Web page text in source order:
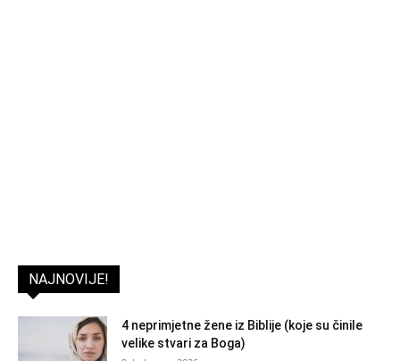
NAJNOVIJE!
4 neprimjetne žene iz Biblije (koje su činile
velike stvari za Boga)